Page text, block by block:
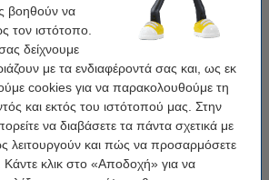
βοηθούν να
τον ιστότοπο.
δείχνουμε
με τα ενδιαφέροντά σας και, ως εκ
cookies για να παρακολουθούμε τη
και εκτός του ιστότοπού μας. Στην
να διαβάσετε τα πάντα σχετικά με
λειτουργούν και πώς να προσαρμόσετε
Κάντε κλικ στο «Αποδοχή» για να
123ink συνοδεύεται από 100% εγγύηση!
πολυλειτουργικό
123ink
19 mm x 7 m